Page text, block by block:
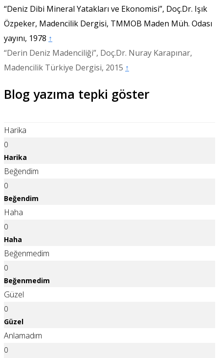
“Deniz Dibi Mineral Yatakları ve Ekonomisi”, Doç.Dr. Işık
Özpeker, Madencilik Dergisi, TMMOB Maden Müh. Odası
yayını, 1978 ↑
“Derin Deniz Madenciliği”, Doç.Dr. Nuray Karapınar,
Madencilik Türkiye Dergisi, 2015 ↑
Blog yazıma tepki göster
Harika
0
Harika
Beğendim
0
Beğendim
Haha
0
Haha
Beğenmedim
0
Beğenmedim
Güzel
0
Güzel
Anlamadım
0